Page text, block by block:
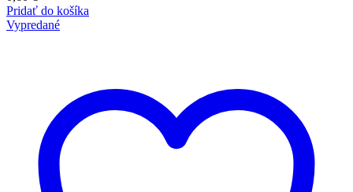
Pridať do košíka
Vypredané